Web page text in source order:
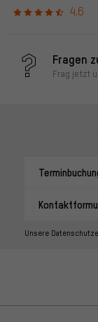
4.6
Fragen
Frag jetzt
Unsere